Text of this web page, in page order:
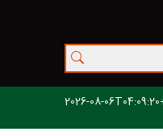
2026-08-